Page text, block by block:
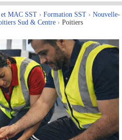
MAC SST › Formation SST › Nouvelle-
Sud & Centre › Poitiers